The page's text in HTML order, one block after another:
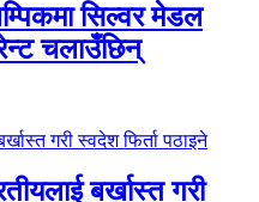
सिल्वर मेडल
चलाउँछिन्
बर्खास्त गरी